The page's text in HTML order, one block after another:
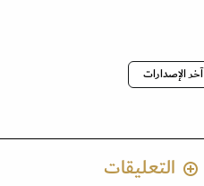
آخر الإصدارات
التعليقات